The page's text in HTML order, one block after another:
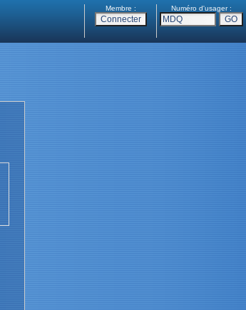
Membre : Numéro d'usager :